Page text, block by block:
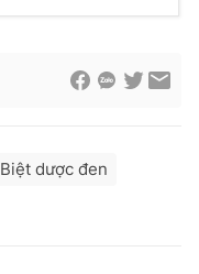
Biệt dược đen